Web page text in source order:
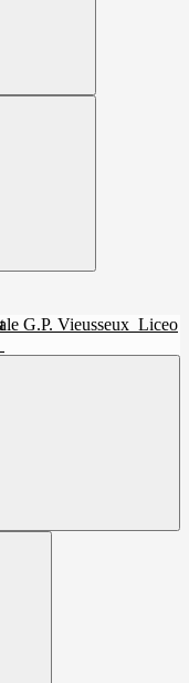
G.P. Vieusseux Liceo